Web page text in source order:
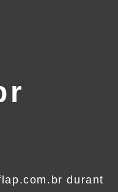
durant